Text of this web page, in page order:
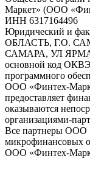
Маркет» (ООО
ИНН 6317164496
Юридический и
ОБЛАСТЬ, Г.О.
САМАРА, УЛ
основной код
программного
ООО «Финтех-
предоставляет
оказываются
организациями-
Все партнеры ООО
микрофинансовых
ООО «Финтех-